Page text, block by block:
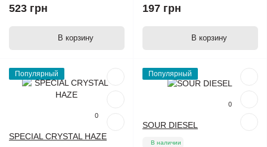
523 грн
В корзину
197 грн
В корзину
Популярный
0
SPECIAL CRYSTAL HAZE
Популярный
0
SOUR DIESEL
В наличии